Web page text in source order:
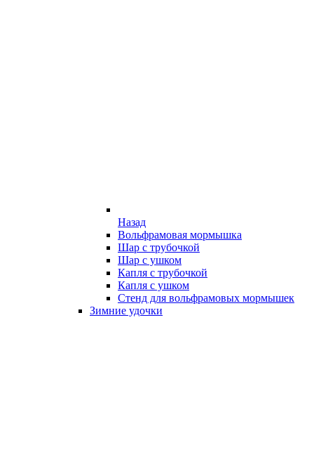
Назад
Вольфрамовая мормышка
Шар с трубочкой
Шар с ушком
Капля с трубочкой
Капля с ушком
Стенд для вольфрамовых мормышек
Зимние удочки